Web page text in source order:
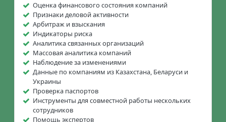
Оценка финансового состояния компаний
Признаки деловой активности
Арбитраж и взыскания
Индикаторы риска
Аналитика связанных организаций
Массовая аналитика компаний
Наблюдение за изменениями
Данные по компаниям из Казахстана, Беларуси и
Украины
Проверка паспортов
Инструменты для совместной работы нескольких
сотрудников
Помощь экспертов